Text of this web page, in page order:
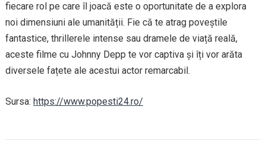
fiecare rol pe care îl joacă este o oportunitate de a explora
noi dimensiuni ale umanității. Fie că te atrag poveștile
fantastice, thrillerele intense sau dramele de viață reală,
aceste filme cu Johnny Depp te vor captiva și îți vor arăta
diversele fațete ale acestui actor remarcabil.
Sursa: https://www.popesti24.ro/